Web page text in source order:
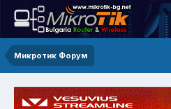
Микротик Форум